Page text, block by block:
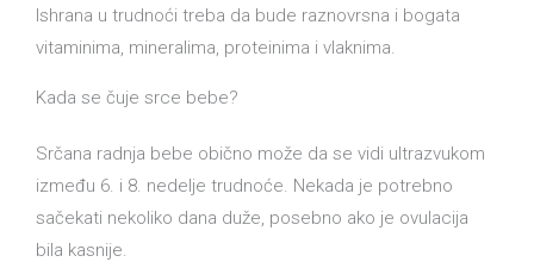
Ishrana u trudnoći treba da bude raznovrsna i bogata
vitaminima, mineralima, proteinima i vlaknima.
Kada se čuje srce bebe?
Srčana radnja bebe obično može da se vidi ultrazvukom
između 6. i 8. nedelje trudnoće. Nekada je potrebno
sačekati nekoliko dana duže, posebno ako je ovulacija
bila kasnije.